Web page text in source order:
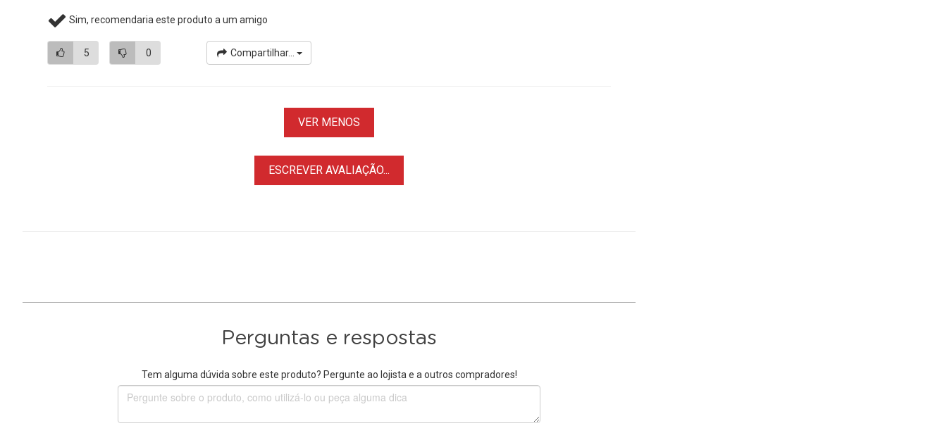
Sim, recomendaria este produto a um amigo
5 0 Compartilhar...
VER MENOS
ESCREVER AVALIAÇÃO...
Perguntas e respostas
Tem alguma dúvida sobre este produto? Pergunte ao lojista e a outros compradores!